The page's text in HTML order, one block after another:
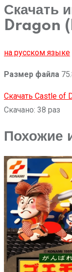
Скачать
Dragon
на русском языке
Размер файла
Скачать Castle of
Скачано: 38 раз
Похожие